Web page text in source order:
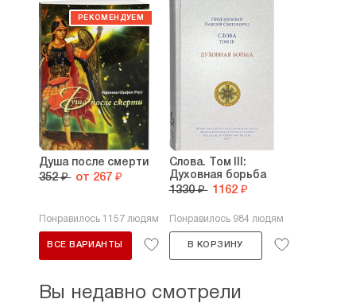
Душа после смерти
352 ₽ от 267 ₽
Понравилось 1157 людям
ВСЕ ВАРИАНТЫ
Слова. Том III:
Духовная борьба
1330 ₽ 1162 ₽
Понравилось 984 людям
В КОРЗИНУ
Вы недавно смотрели